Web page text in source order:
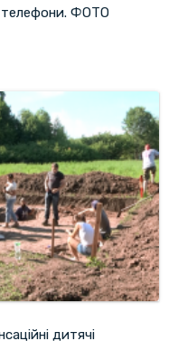
телефони. ФОТО
дитячі